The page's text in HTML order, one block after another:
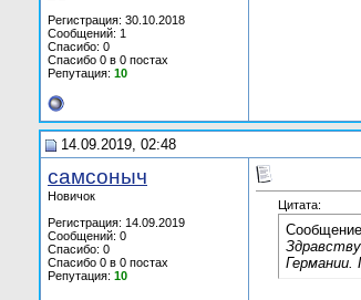
Регистрация: 30.10.2018
Сообщений: 1
Спасибо: 0
Спасибо 0 в 0 постах
Репутация: 10
14.09.2019, 02:48
самсоныч
Новичок
Регистрация: 14.09.2019
Сообщений: 0
Спасибо: 0
Спасибо 0 в 0 постах
Репутация: 10
Цитата: